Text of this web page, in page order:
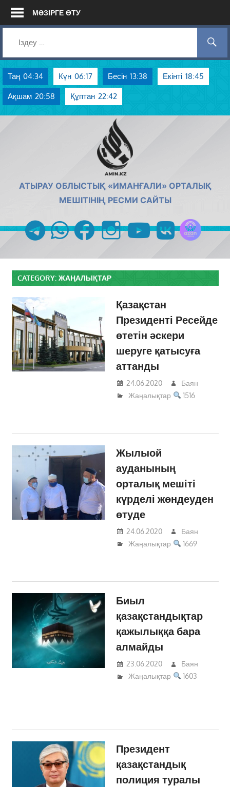
Skip
МӘЗІРГЕ ӨТУ
Таң 04:34 Күн 06:17 Бесін 13:38 Екінті 18:45
Ақшам 20:58 Құптан 22:42
АТЫРАУ ОБЛЫСТЫҚ «ИМАНҒАЛИ» ОРТАЛЫҚ
МЕШІТІНІҢ РЕСМИ САЙТЫ
telegramwhatsappfacebookinstagramyoutubevk
CATEGORY: ЖАҢАЛЫҚТАР
Қазақстан
Президенті Ресейде
өтетін әскери
шеруге қатысуға
аттанды
24.06.2020
Баян
Жаңалықтар
1516
Жылыой
ауданының
орталық мешіті
күрделі жөндеуден
өтуде
24.06.2020
Баян
Жаңалықтар
1669
Биыл
қазақстандықтар
қажылыққа бара
алмайды
23.06.2020
Баян
Жаңалықтар
1603
Президент
қазақстандық
полиция туралы